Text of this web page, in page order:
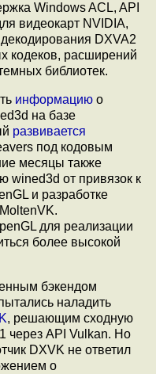
Windows ACL, API
видеокарт NVIDIA,
DXVA2
кодеков, расширений
библиотек.
информацию о
на базе
развивается
под кодовым
месяцы также
wined3d от привязок к
и разработке
для реализации
более высокой
бэкендом
наладить
, решающим сходную
через API Vulkan. Но
DXVK не ответил
о